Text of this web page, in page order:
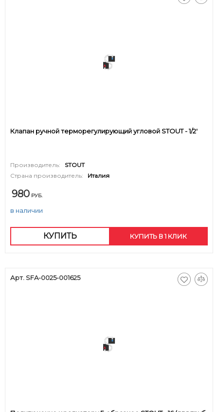
Клапан ручной терморегулирующий угловой STOUT - 1/2'
Производитель:
STOUT
Страна производитель:
Италия
980 РУБ.
в наличии
КУПИТЬ КУПИТЬ В 1 КЛИК
Арт. SFA-0025-001625